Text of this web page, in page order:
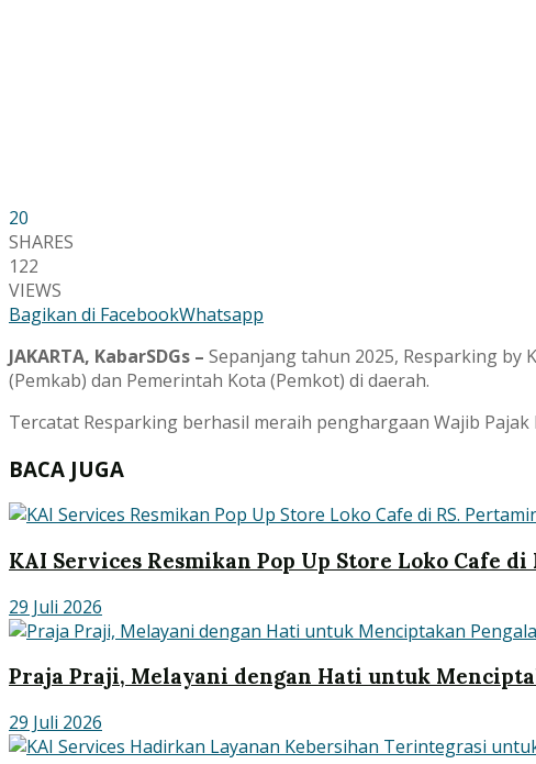
20
SHARES
122
VIEWS
Bagikan di FacebookWhatsapp
JAKARTA, KabarSDGs – Sepanjang tahun 2025, Resparking by
(Pemkab) dan Pemerintah Kota (Pemkot) di daerah.
Tercatat Resparking berhasil meraih penghargaan Wajib
BACA JUGA
KAI Services Resmikan Pop Up Store Loko Cafe
29 Juli 2026
Praja Praji, Melayani dengan Hati untuk
29 Juli 2026